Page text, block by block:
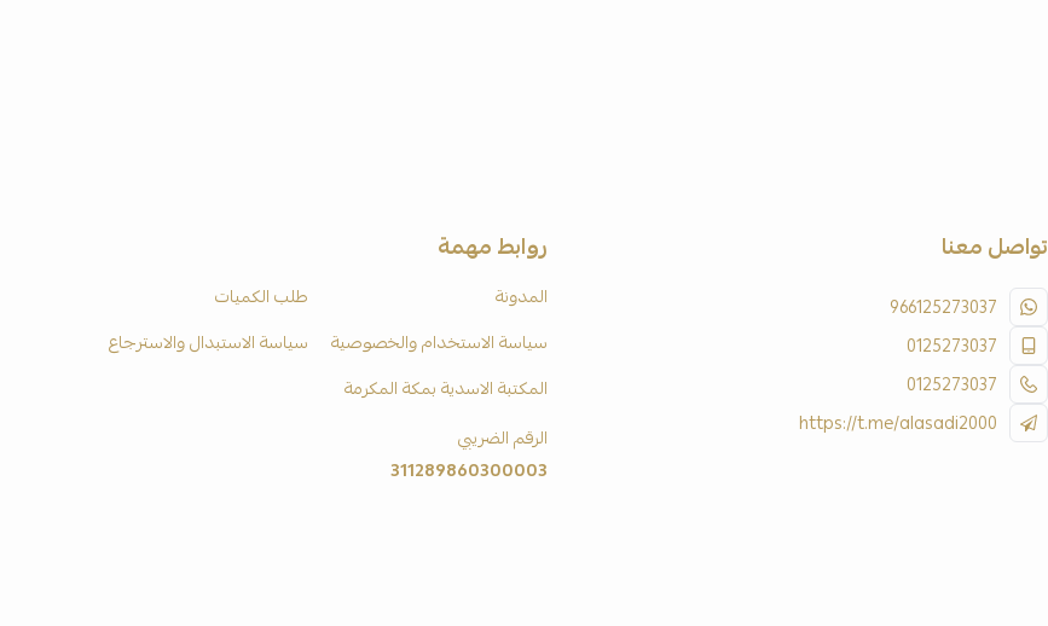
تواصل معنا
966125273037
0125273037
0125273037
https://t.me/alasadi2000
روابط مهمة
المدونة
طلب الكميات
سياسة الاستخدام والخصوصية
سياسة الاستبدال والاسترجاع
المكتبة الاسدية بمكة المكرمة
الرقم الضريبي
311289860300003